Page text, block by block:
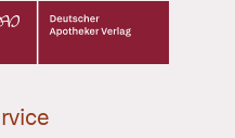
Apotheker Verlag Logo